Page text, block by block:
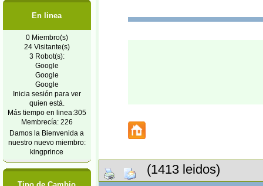
En linea
0 Miembro(s)
24 Visitante(s)
3 Robot(s):
Google
Google
Google
Inicia sesión para ver
quien está.
Más tiempo en linea:305
Membrecía: 226
Damos la Bienvenida a
nuestro nuevo miembro:
kingprince
(1413 leidos)